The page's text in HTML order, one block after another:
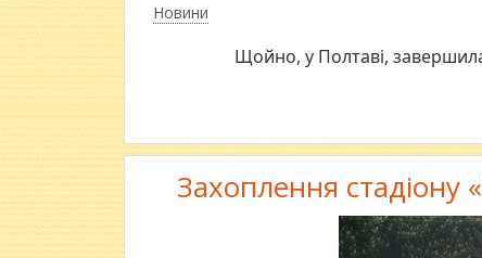
Новини
Щойно, у Полтаві,
Захоплення стадіону